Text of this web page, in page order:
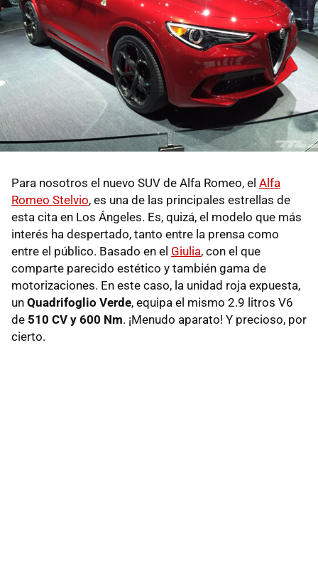
Para nosotros el nuevo SUV de Alfa Romeo, el Alfa
Romeo Stelvio, es una de las principales estrellas de
esta cita en Los Ángeles. Es, quizá, el modelo que más
interés ha despertado, tanto entre la prensa como
entre el público. Basado en el Giulia, con el que
comparte parecido estético y también gama de
motorizaciones. En este caso, la unidad roja expuesta,
un Quadrifoglio Verde, equipa el mismo 2.9 litros V6
de 510 CV y 600 Nm. ¡Menudo aparato! Y precioso, por
cierto.